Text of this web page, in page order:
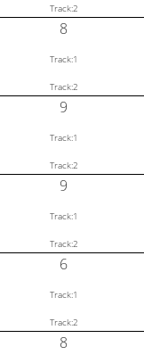
Track:2
8
Track:1
Track:2
9
Track:1
Track:2
9
Track:1
Track:2
6
Track:1
Track:2
8